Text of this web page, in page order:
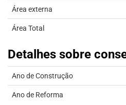
Área externa
Área Total
Detalhes sobre
Ano de Construção
Ano de Reforma